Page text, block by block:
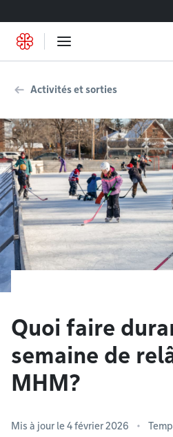
Activités et sorties
Quoi faire
semaine de
MHM?
Mis à jour le 4 février 2026